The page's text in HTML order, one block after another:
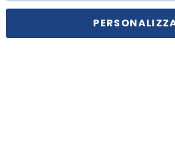
Principe di Piemonte 199, cap. 80026 Casoria